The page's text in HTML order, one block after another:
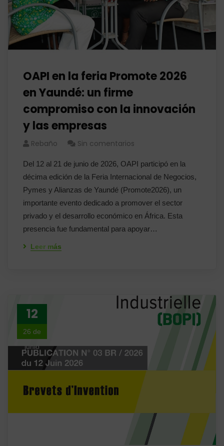
OAPI en la feria Promote 2026
en Yaundé: un firme
compromiso con la innovación
y las empresas
Rebaño Sin comentarios
Del 12 al 21 de junio de 2026, OAPI participó en la
décima edición de la Feria Internacional de Negocios,
Pymes y Alianzas de Yaundé (Promote2026), un
importante evento dedicado a promover el sector
privado y el desarrollo económico en África. Esta
presencia fue fundamental para apoyar…
Leer más
12
26 de
junio